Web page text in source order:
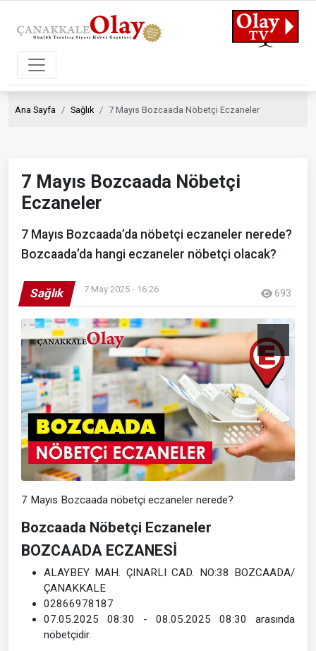
Ana Sayfa Sağlık 7 Mayıs Bozcaada Nöbetçi Eczaneler
7 Mayıs Bozcaada Nöbetçi
Eczaneler
7 Mayıs Bozcaada’da nöbetçi eczaneler nerede?
Bozcaada’da hangi eczaneler nöbetçi olacak?
Sağlık 7 May 2025 - 16:26 693
7 Mayıs Bozcaada nöbetçi eczaneler nerede?
Bozcaada Nöbetçi Eczaneler
BOZCAADA ECZANESİ
ALAYBEY MAH. ÇINARLI CAD. NO:38 BOZCAADA/
ÇANAKKALE
02866978187
07.05.2025 08:30 - 08.05.2025 08:30 arasında
nöbetçidir.